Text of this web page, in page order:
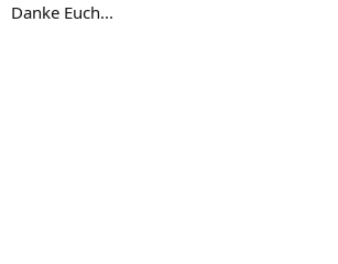
Danke Euch...